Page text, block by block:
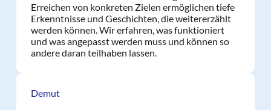
Erreichen von konkreten Zielen ermöglichen tiefe
Erkenntnisse und Geschichten, die weitererzählt
werden können. Wir erfahren, was funktioniert
und was angepasst werden muss und können so
andere daran teilhaben lassen.
Demut